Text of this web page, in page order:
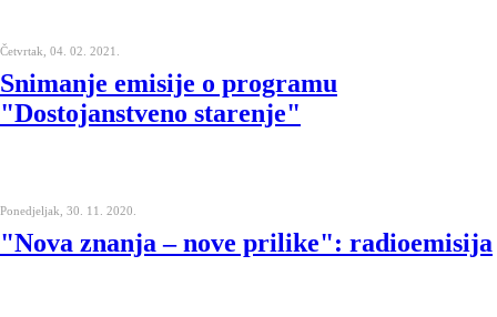
Četvrtak, 04. 02. 2021.
Snimanje emisije o programu
"Dostojanstveno starenje"
Ponedjeljak, 30. 11. 2020.
"Nova znanja – nove prilike": radioemisija